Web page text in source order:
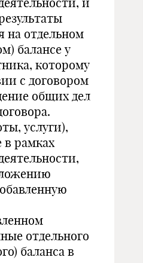
на отдельном
балансе у
которому
с договором
общих дел
услуги),
в рамках
отдельного
баланса в